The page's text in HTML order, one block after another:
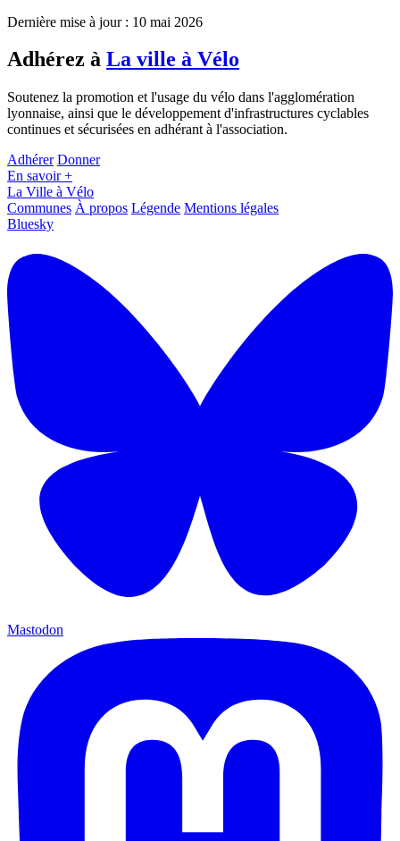
Dernière mise à jour : 10 mai 2026
Adhérez à La ville à Vélo
Soutenez la promotion et l'usage du vélo dans l'agglomération
lyonnaise, ainsi que le développement d'infrastructures cyclables
continues et sécurisées en adhérant à l'association.
Adhérer Donner
En savoir +
La Ville à Vélo
Communes À propos Légende Mentions légales
Bluesky
Mastodon